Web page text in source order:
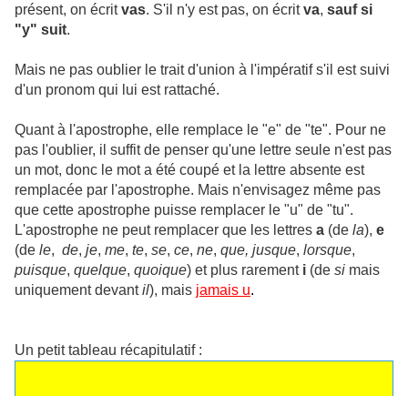
présent, on écritvas. S'il n'y est pas, on écritva, sauf si
"y" suit.
Mais ne pas oublier le trait d'union à l'impératif s'il est suivi
d'un pronom qui lui est rattaché.
Quant à l'apostrophe, elle remplace le "e" de "te". Pour ne
pas l'oublier, il suffit de penser qu'une lettre seule n'est pas
un mot, donc le mot a été coupé et la lettre absente est
remplacée par l'apostrophe. Mais n'envisagez même pas
que cette apostrophe puisse remplacer le "u" de "tu".
L'apostrophe ne peut remplacer que les lettres a (de la), e
(de le, de, je, me, te, se, ce, ne, que, jusque, lorsque,
puisque, quelque, quoique) et plus rarement i (de si mais
uniquement devantil), mais jamais u.
Un petit tableau récapitulatif :